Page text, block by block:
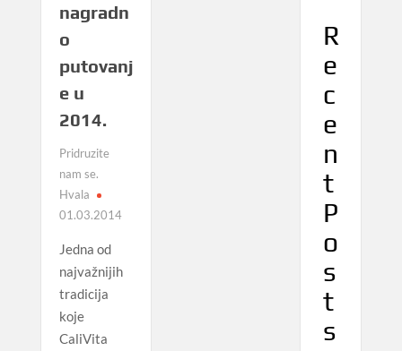
nagradn
o
putovanj
e u
2014.
Pridruzite
nam se.
Hvala
01.03.2014
Jedna od
najvažnijih
tradicija
koje
CaliVita
R
e
c
e
n
t
P
o
s
t
s